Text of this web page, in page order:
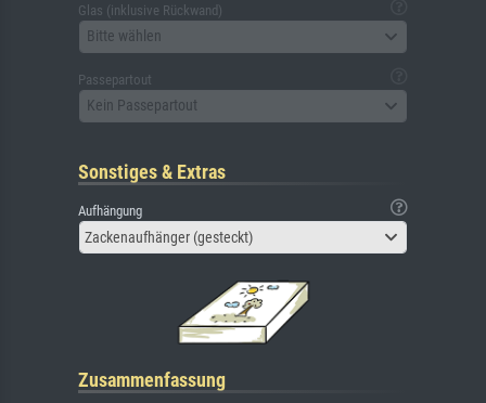
Glas (inklusive Rückwand)
Bitte wählen
Passepartout
Kein Passepartout
Sonstiges & Extras
Aufhängung
Zackenaufhänger (gesteckt)
Zusammenfassung